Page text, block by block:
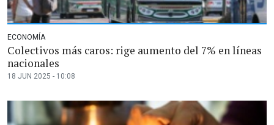
ECONOMÍA
Colectivos más caros: rige aumento del 7% en líneas
nacionales
18 JUN 2025 - 10:08